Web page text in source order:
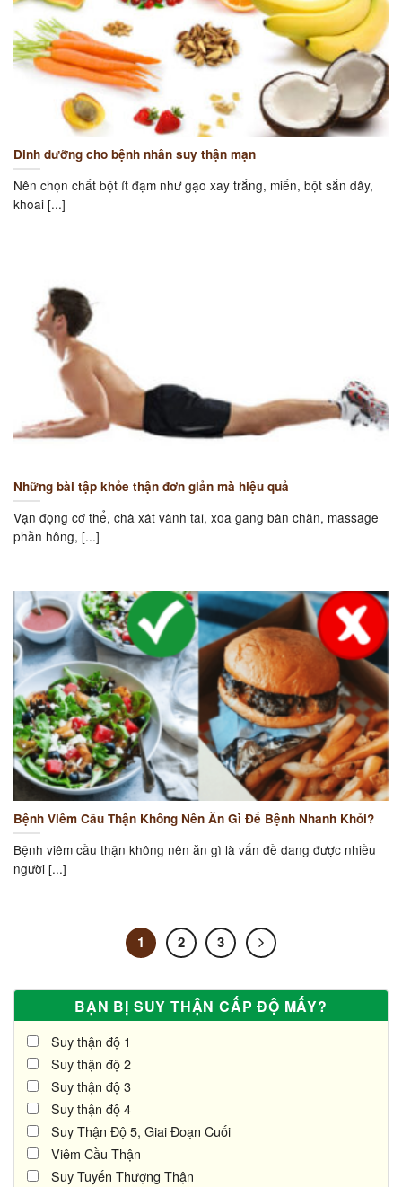
Dinh dưỡng cho bệnh nhân suy thận mạn
Nên chọn chất bột ít đạm như gạo xay trắng, miến, bột sắn dây,
khoai [...]
Những bài tập khỏe thận đơn giản mà hiệu quả
Vận động cơ thể, chà xát vành tai, xoa gang bàn chân, massage
phần hông, [...]
Bệnh Viêm Cầu Thận Không Nên Ăn Gì Để Bệnh Nhanh Khỏi?
Bệnh viêm cầu thận không nên ăn gì là vấn đề dang được nhiều
người [...]
1 2 3
BẠN BỊ SUY THẬN CẤP ĐỘ MẤY?
Suy thận độ 1
Suy thận độ 2
Suy thận độ 3
Suy thận độ 4
Suy Thận Độ 5, Giai Đoạn Cuối
Viêm Cầu Thận
Suy Tuyến Thượng Thận